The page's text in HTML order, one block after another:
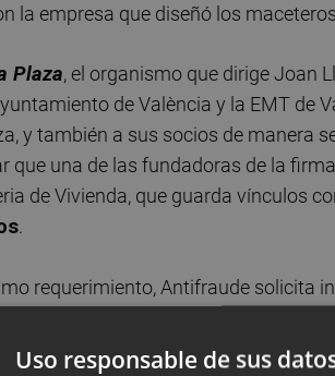
la empresa que diseñó los
Plaza, el organismo que dirige Joan
de València y la EMT de
y también a sus socios de manera
que una de las fundadoras de la
de Vivienda, que guarda vínculos
.
requerimiento, Antifraude solicita
"Recordemos que la Agencia
el responsable de Cs.
Uso responsable de sus